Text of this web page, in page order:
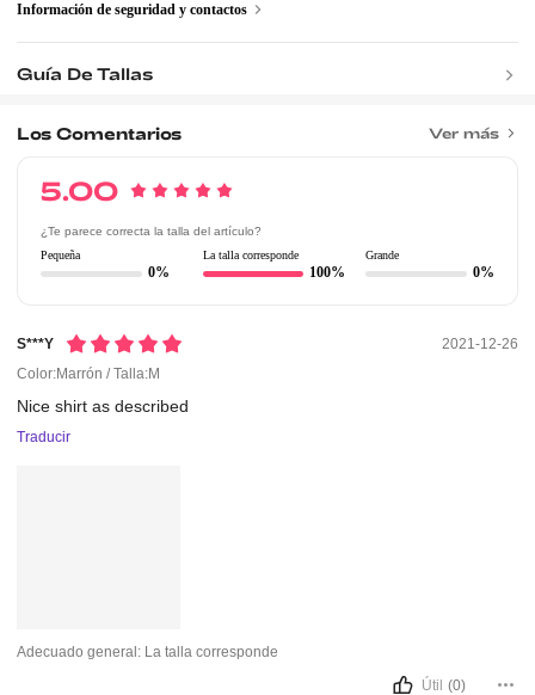
Información de seguridad y contactos
Guía De Tallas
Los Comentarios Ver más
5.00
¿Te parece correcta la talla del artículo?
Pequeña
0%
La talla corresponde
100%
Grande
0%
S***y
2021-12-26
Color:Marrón / Talla:M
Niceshirtasdescribed
Traducir
Adecuado general: La talla corresponde
Útil (0)